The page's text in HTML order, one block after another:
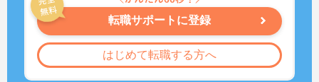
転職サポートに登録
はじめて転職する方へ